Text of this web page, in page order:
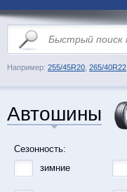
Например: 255/45R20 265/40R22
Автошины
Сезонность:
зимние